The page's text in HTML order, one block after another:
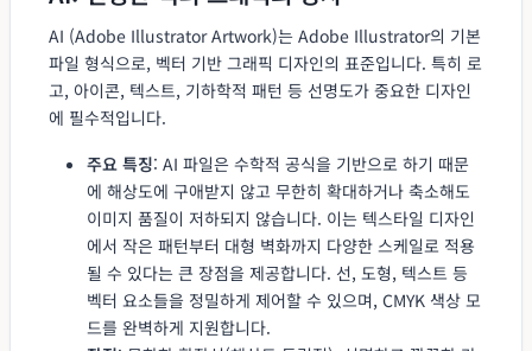
AI (Adobe Illustrator Artwork)는 Adobe Illustrator의 기본
파일 형식으로, 벡터 기반 그래픽 디자인의 표준입니다. 특히 로
고, 아이콘, 텍스트, 기하학적 패턴 등 선명도가 중요한 디자인
에 필수적입니다.
주요 특징: AI 파일은 수학적 공식을 기반으로 하기 때문
에 해상도에 구애받지 않고 무한히 확대하거나 축소해도
이미지 품질이 저하되지 않습니다. 이는 텍스타일 디자인
에서 작은 패턴부터 대형 벽화까지 다양한 스케일로 적용
될 수 있다는 큰 장점을 제공합니다. 선, 도형, 텍스트 등
벡터 요소들을 정밀하게 제어할 수 있으며, CMYK 색상 모
드를 완벽하게 지원합니다.